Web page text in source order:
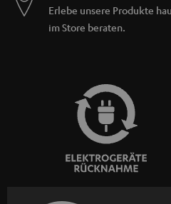
Erlebe unsere Produkte
im Store beraten.